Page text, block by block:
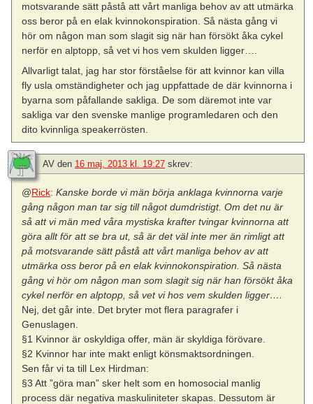
motsvarande sätt påstå att vårt manliga behov av att utmärka
oss beror på en elak kvinnokonspiration. Så nästa gång vi
hör om någon man som slagit sig när han försökt åka cykel
nerför en alptopp, så vet vi hos vem skulden ligger….
Allvarligt talat, jag har stor förståelse för att kvinnor kan villa
fly usla omständigheter och jag uppfattade de där kvinnorna i
byarna som påfallande sakliga. De som däremot inte var
sakliga var den svenske manlige programledaren och den
dito kvinnliga speakerrösten.
AV den 16 maj, 2013 kl. 19:27 skrev:
@Rick:Kanske borde vi män börja anklaga kvinnorna varje
gång någon man tar sig till något dumdristigt. Om det nu är
så att vi män med våra mystiska krafter tvingar kvinnorna att
göra allt för att se bra ut, så är det väl inte mer än rimligt att
på motsvarande sätt påstå att vårt manliga behov av att
utmärka oss beror på en elak kvinnokonspiration. Så nästa
gång vi hör om någon man som slagit sig när han försökt åka
cykel nerför en alptopp, så vet vi hos vem skulden ligger….
Nej, det går inte. Det bryter mot flera paragrafer i
Genuslagen.
§1 Kvinnor är oskyldiga offer, män är skyldiga förövare.
§2 Kvinnor har inte makt enligt könsmaktsordningen.
Sen får vi ta till Lex Hirdman:
§3 Att ”göra man” sker helt som en homosocial manlig
process där negativa maskuliniteter skapas. Dessutom är